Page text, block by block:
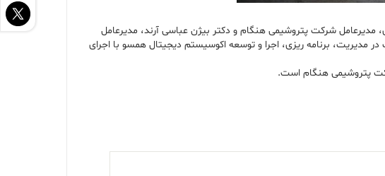
مدیرعامل شرکت پتروشیمی هنگام و دکتر بیژن عباسی آرند، مدیرعامل
مدیریت، برنامه ریزی، اجرا و توسعه اکوسیستم دیجیتال همسو با اجرای
پتروشیمی هنگام است.